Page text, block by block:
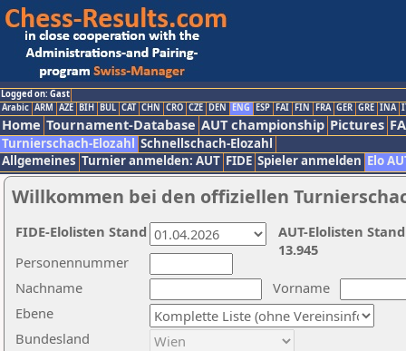
Logged on: Gast
Arabic ARM AZE BIH BUL CAT CHN CRO CZE DEN ENG ESP FAI FIN FRA GER GRE INA
Home Tournament-Database AUT championship Pictures
Turnierschach-Elozahl Schnellschach-Elozahl
Allgemeines Turnier anmelden: AUT FIDE Spieler anmelden Elo
Willkommen bei den offiziellen
Nachname
Vorname
Ebene
Personennummer
Bundesland
AUT-Elolisten
13.945
FIDE-Elolisten Stand